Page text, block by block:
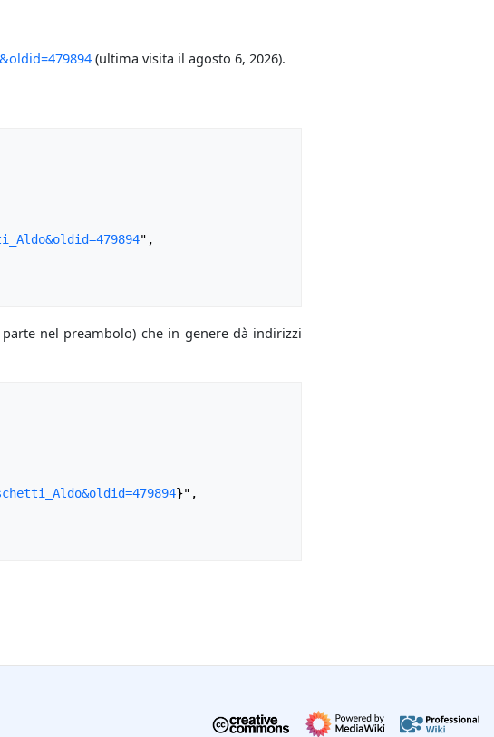
(ultima visita il agosto 6, 2026).
",
nel preambolo) che in genere dà indirizzi
}",